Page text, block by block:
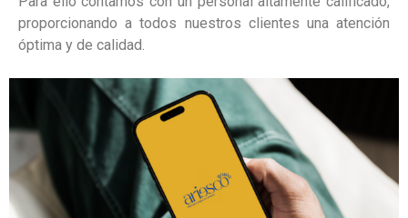
proporcionando a todos nuestros clientes una atención
óptima y de calidad.